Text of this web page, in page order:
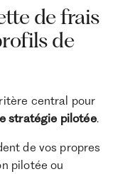
de frais
de
central pour
stratégie pilotée.
de vos propres
pilotée ou